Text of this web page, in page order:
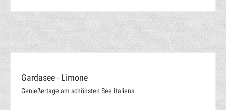
Gardasee - Limone
Genießertage am schönsten See Italiens